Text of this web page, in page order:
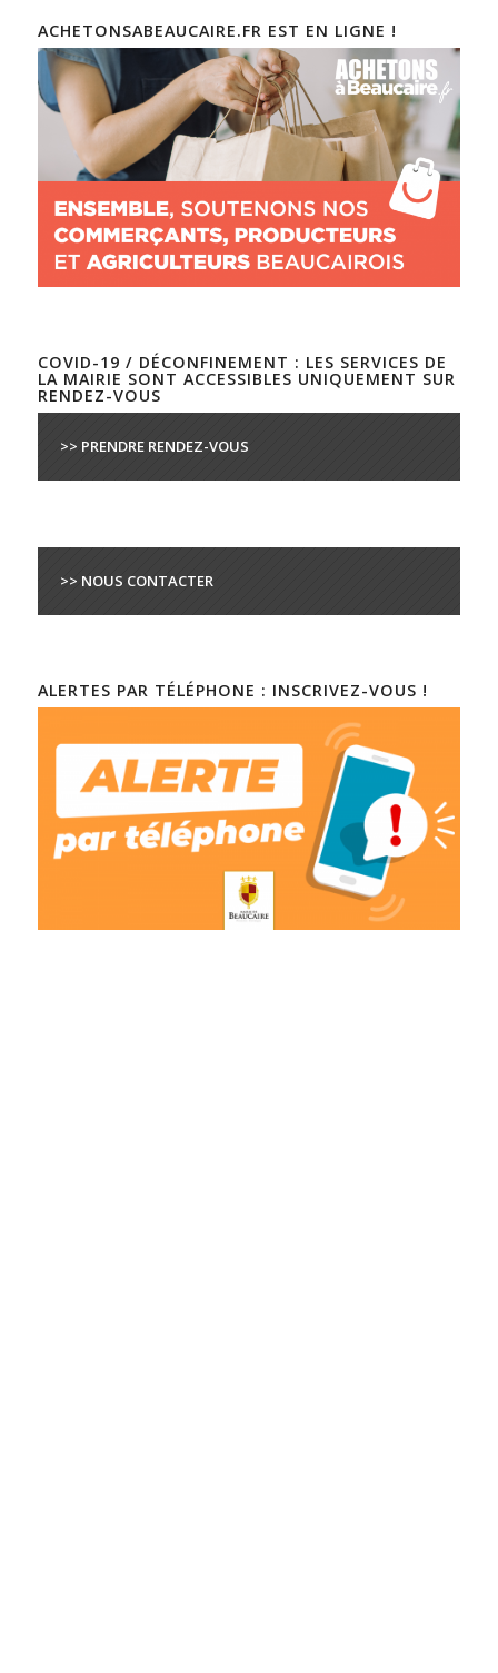
ACHETONSABEAUCAIRE.FR EST EN LIGNE !
COVID-19 / DÉCONFINEMENT : LES SERVICES DE
LA MAIRIE SONT ACCESSIBLES UNIQUEMENT SUR
RENDEZ-VOUS
>> PRENDRE RENDEZ-VOUS
>> NOUS CONTACTER
ALERTES PAR TÉLÉPHONE : INSCRIVEZ-VOUS !